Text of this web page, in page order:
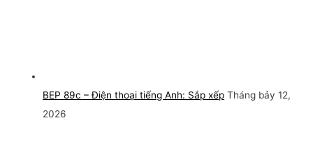
BEP 89c – Điện thoại tiếng Anh: Sắp xếp Tháng bảy 12,
2026